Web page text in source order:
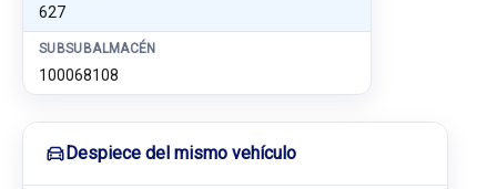
627
SUBSUBALMACÉN
100068108
Despiece del mismo vehículo